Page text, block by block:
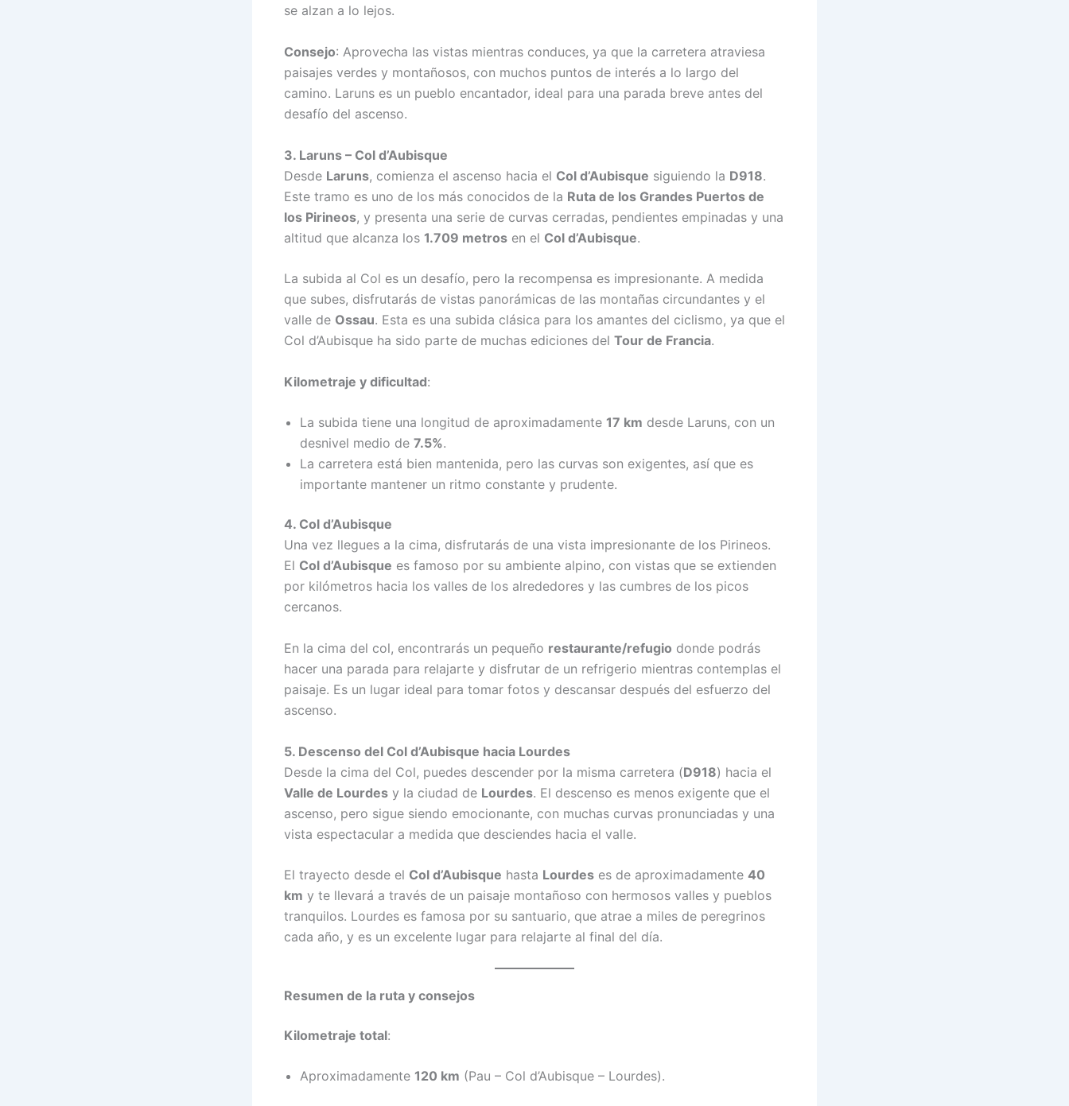
se alzan a lo lejos.
Consejo: Aprovecha las vistas mientras conduces, ya que la carretera atraviesa
paisajes verdes y montañosos, con muchos puntos de interés a lo largo del
camino. Laruns es un pueblo encantador, ideal para una parada breve antes del
desafío del ascenso.
3. Laruns – Col d’Aubisque
Desde Laruns, comienza el ascenso hacia el Col d’Aubisque siguiendo la D918.
Este tramo es uno de los más conocidos de la Ruta de los Grandes Puertos de
los Pirineos, y presenta una serie de curvas cerradas, pendientes empinadas y una
altitud que alcanza los 1.709 metros en el Col d’Aubisque.
La subida al Col es un desafío, pero la recompensa es impresionante. A medida
que subes, disfrutarás de vistas panorámicas de las montañas circundantes y el
valle de Ossau. Esta es una subida clásica para los amantes del ciclismo, ya que el
Col d’Aubisque ha sido parte de muchas ediciones del Tour de Francia.
Kilometraje y dificultad:
La subida tiene una longitud de aproximadamente 17 km desde Laruns, con un
desnivel medio de 7.5%.
La carretera está bien mantenida, pero las curvas son exigentes, así que es
importante mantener un ritmo constante y prudente.
4. Col d’Aubisque
Una vez llegues a la cima, disfrutarás de una vista impresionante de los Pirineos.
El Col d’Aubisque es famoso por su ambiente alpino, con vistas que se extienden
por kilómetros hacia los valles de los alrededores y las cumbres de los picos
cercanos.
En la cima del col, encontrarás un pequeño restaurante/refugio donde podrás
hacer una parada para relajarte y disfrutar de un refrigerio mientras contemplas el
paisaje. Es un lugar ideal para tomar fotos y descansar después del esfuerzo del
ascenso.
5. Descenso del Col d’Aubisque hacia Lourdes
Desde la cima del Col, puedes descender por la misma carretera (D918) hacia el
Valle de Lourdes y la ciudad de Lourdes. El descenso es menos exigente que el
ascenso, pero sigue siendo emocionante, con muchas curvas pronunciadas y una
vista espectacular a medida que desciendes hacia el valle.
El trayecto desde el Col d’Aubisque hasta Lourdes es de aproximadamente 40
km y te llevará a través de un paisaje montañoso con hermosos valles y pueblos
tranquilos. Lourdes es famosa por su santuario, que atrae a miles de peregrinos
cada año, y es un excelente lugar para relajarte al final del día.
Resumen de la ruta y consejos
Kilometraje total:
Aproximadamente 120 km (Pau – Col d’Aubisque – Lourdes).